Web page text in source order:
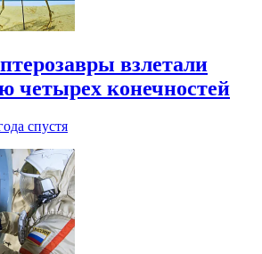
взлетали
четырех конечностей
спустя